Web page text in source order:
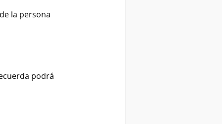
la persona
podrá